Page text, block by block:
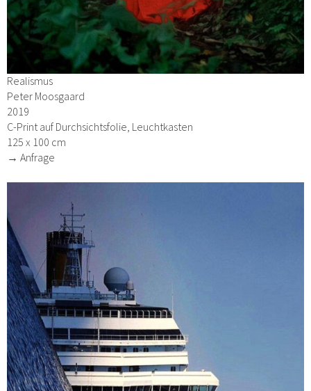
Realismus
Peter Moosgaard
2019
C-Print auf Durchsichtsfolie, Leuchtkasten
125 x 100 cm
→ Anfrage